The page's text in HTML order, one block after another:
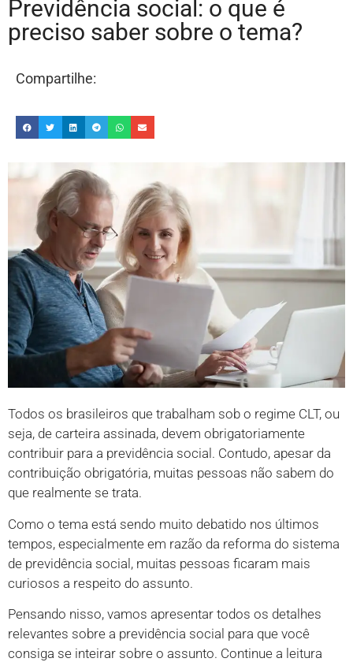
Previdência social: o que é
preciso saber sobre o tema?
Compartilhe:
Todos os brasileiros que trabalham sob o regime CLT, ou
seja, de carteira assinada, devem obrigatoriamente
contribuir para a previdência social. Contudo, apesar da
contribuição obrigatória, muitas pessoas não sabem do
que realmente se trata.
Como o tema está sendo muito debatido nos últimos
tempos, especialmente em razão da reforma do sistema
de previdência social, muitas pessoas ficaram mais
curiosos a respeito do assunto.
Pensando nisso, vamos apresentar todos os detalhes
relevantes sobre a previdência social para que você
consiga se inteirar sobre o assunto. Continue a leitura